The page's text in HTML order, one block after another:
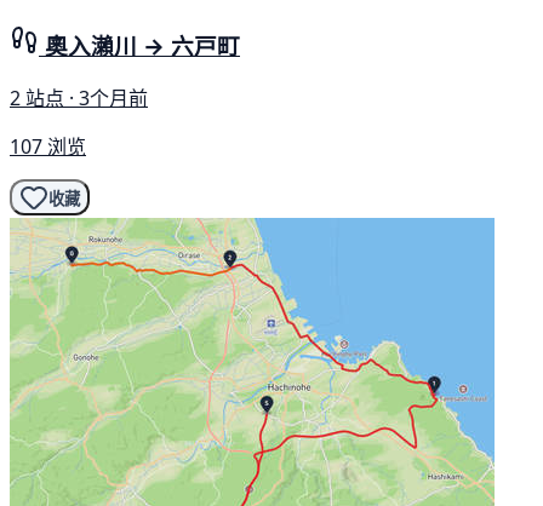
奧入瀨川 → 六戸町
2 站点 · 3个月前
107 浏览
收藏